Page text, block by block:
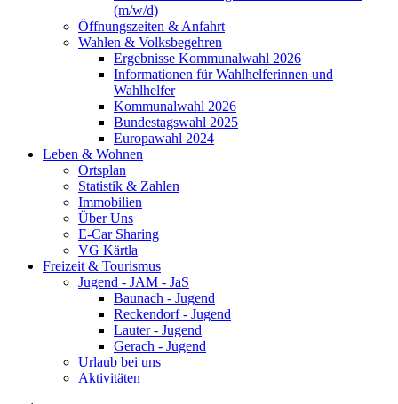
(m/w/d)
Öffnungszeiten & Anfahrt
Wahlen & Volksbegehren
Ergebnisse Kommunalwahl 2026
Informationen für Wahlhelferinnen und
Wahlhelfer
Kommunalwahl 2026
Bundestagswahl 2025
Europawahl 2024
Leben & Wohnen
Ortsplan
Statistik & Zahlen
Immobilien
Über Uns
E-Car Sharing
VG Kärtla
Freizeit & Tourismus
Jugend - JAM - JaS
Baunach - Jugend
Reckendorf - Jugend
Lauter - Jugend
Gerach - Jugend
Urlaub bei uns
Aktivitäten